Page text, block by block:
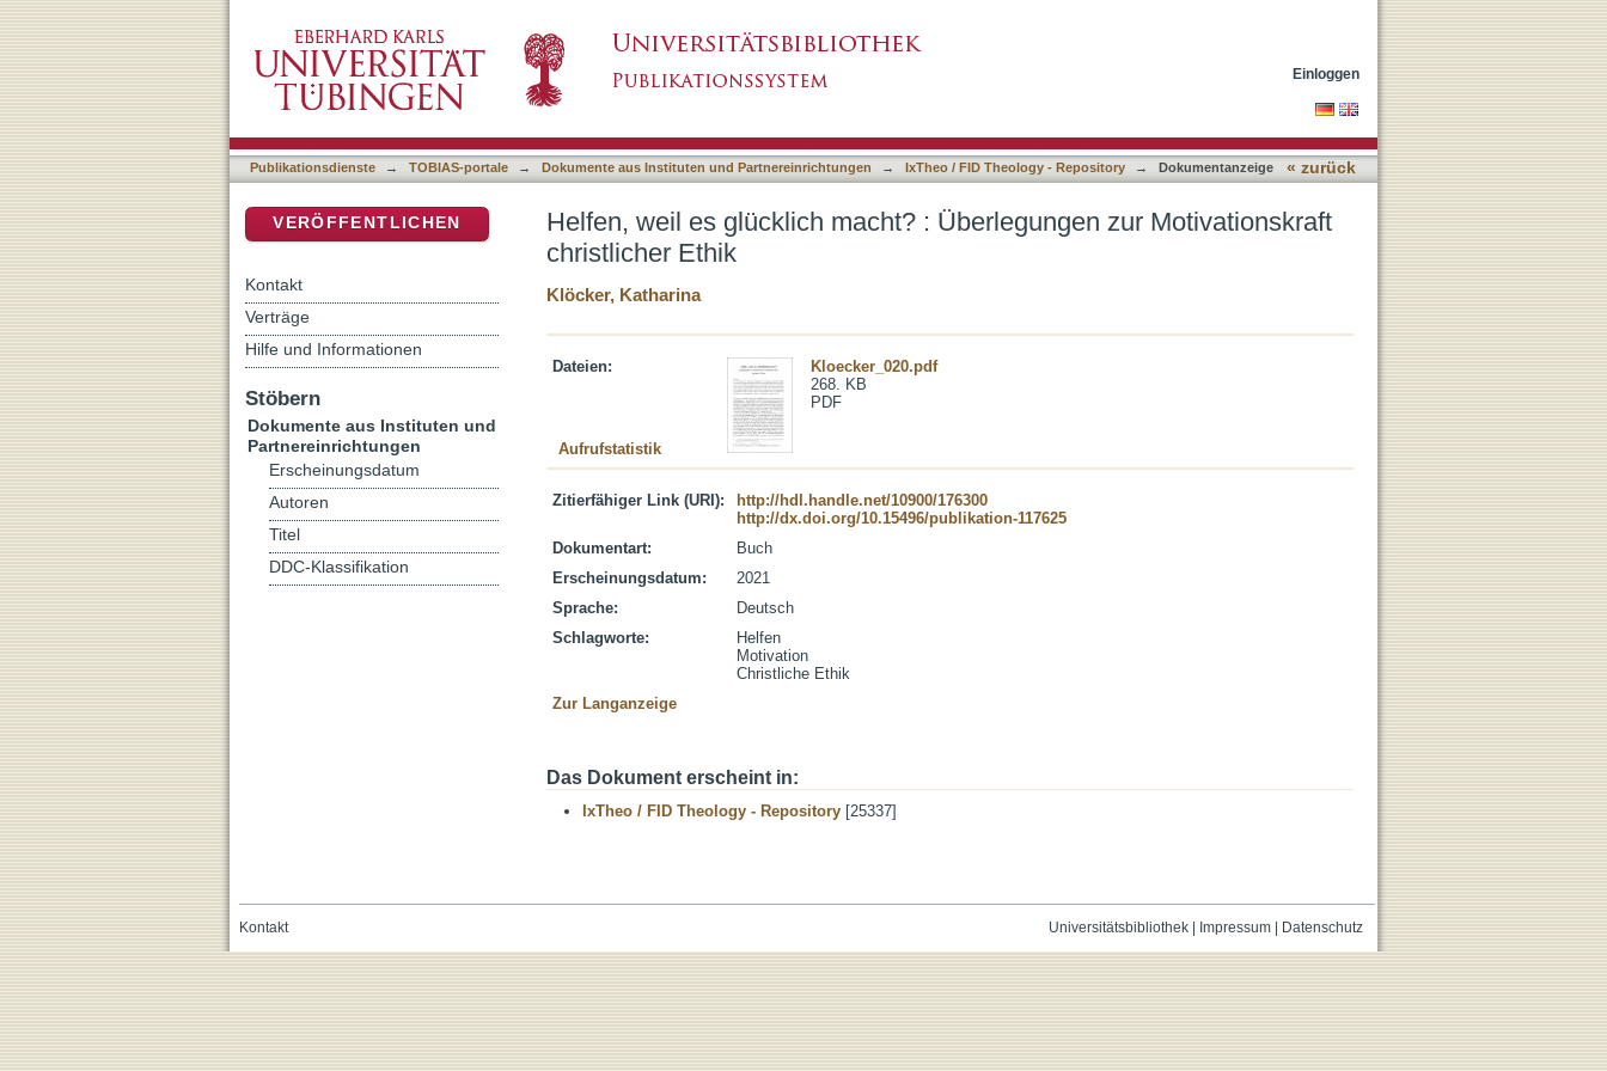
Einloggen
Publikationsdienste → TOBIAS-portale → Dokumente aus Instituten und Partnereinrichtungen → IxTheo / FID Theology - Repository → Dokumentanzeige « zurück
Helfen, weil es glücklich macht? : Überlegungen zur Motivationskraft
christlicher Ethik
Klöcker, Katharina
Dateien:
Kloecker_020.pdf
268. KB
PDF
Aufrufstatistik
Zitierfähiger Link (URI):
http://hdl.handle.net/10900/176300
http://dx.doi.org/10.15496/publikation-117625
Dokumentart:
Buch
Erscheinungsdatum:
2021
Sprache:
Deutsch
Schlagworte:
Helfen
Motivation
Christliche Ethik
Zur Langanzeige
Das Dokument erscheint in:
IxTheo / FID Theology - Repository [25337]
VERÖFFENTLICHEN
Kontakt
Verträge
Hilfe und Informationen
Stöbern
Dokumente aus Instituten und
Partnereinrichtungen
Erscheinungsdatum
Autoren
Titel
DDC-Klassifikation
Universitätsbibliothek| Impressum| Datenschutz
Kontakt